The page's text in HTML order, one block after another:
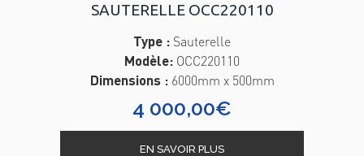
SAUTERELLE OCC220110
Type : Sauterelle
Modèle: OCC220110
Dimensions :6000mm x 500mm
4 000,00€
EN SAVOIR PLUS